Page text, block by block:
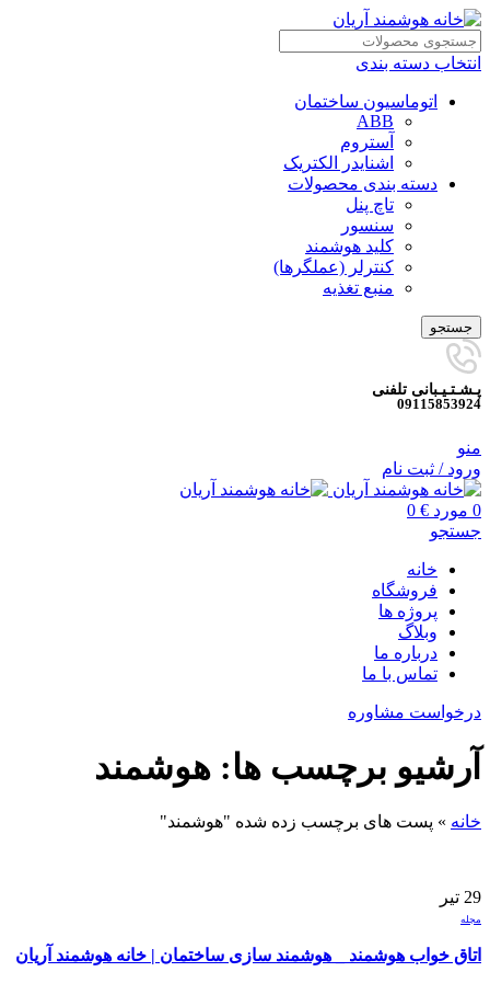
انتخاب دسته بندی
اتوماسیون ساختمان
ABB
آستروم
اشنایدر الکتریک
دسته بندی محصولات
تاچ پنل
سنسور
کلید هوشمند
کنترلر (عملگرها)
منبع تغذیه
جستجو
پـشـتـیـبانی تلفنی
09115853924
منو
ورود / ثبت نام
0 مورد 0 €
جستجو
خانه
فروشگاه
پروژه ها
وبلاگ
درباره ما
تماس با ما
درخواست مشاوره
آرشیو برچسب ها: هوشمند
خانه » پست های برچسب زده شده "هوشمند"
29 تیر
مجله
اتاق خواب هوشمند _ هوشمند سازی ساختمان | خانه هوشمند آریان